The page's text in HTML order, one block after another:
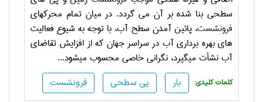
سطحی بنا شده بر آن می­ گردد. در میان تمام محرکهای
فرونشست، پائین آمدن سطح آب، با توجه به شیوع فعالیت
های بهره ­برداری آب در سراسر جهان که از افزایش تقاضای
آب نشأت می­گیرد، نگرانی خاصی محسوب می­شود...
فرونشست پی سطحی بار :کلمات کلیدی